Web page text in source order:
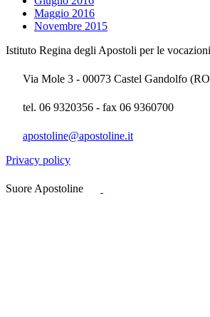
Maggio 2016
Novembre 2015
Istituto Regina degli Apostoli per le
Via Mole 3 - 00073 Castel Gandolfo
tel. 06 9320356 - fax 06 9360700
apostoline@apostoline.it
Privacy policy
Suore Apostoline